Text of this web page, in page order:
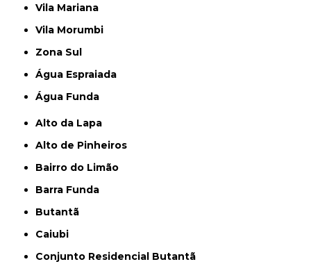
Vila Mariana
Vila Morumbi
Zona Sul
Água Espraiada
Água Funda
Alto da Lapa
Alto de Pinheiros
Bairro do Limão
Barra Funda
Butantã
Caiubi
Conjunto Residencial Butantã